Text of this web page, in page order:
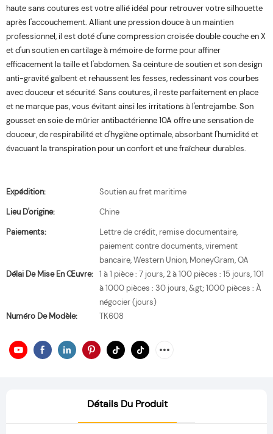
haute sans coutures est votre allié idéal pour retrouver votre silhouette
après l'accouchement. Alliant une pression douce à un maintien
professionnel, il est doté d'une compression croisée double couche en X
et d'un soutien en cartilage à mémoire de forme pour affiner
efficacement la taille et l'abdomen. Sa ceinture de soutien et son design
anti-gravité galbent et rehaussent les fesses, redessinant vos courbes
avec douceur et sécurité. Sans coutures, il reste parfaitement en place
et ne marque pas, vous évitant ainsi les irritations à l'entrejambe. Son
gousset en soie de mûrier antibactérienne 10A offre une sensation de
douceur, de respirabilité et d'hygiène optimale, absorbant l'humidité et
évacuant la transpiration pour un confort et une fraîcheur durables.
Expédition:
Soutien au fret maritime
Lieu D'origine:
Chine
Paiements:
Lettre de crédit, remise documentaire,
paiement contre documents, virement
bancaire, Western Union, MoneyGram, OA
Délai De Mise En Œuvre: 1 à 1 pièce : 7 jours, 2 à 100 pièces : 15 jours, 101
à 1000 pièces : 30 jours, &gt; 1000 pièces : À
négocier (jours)
Numéro De Modèle:
TK608
Détails Du Produit